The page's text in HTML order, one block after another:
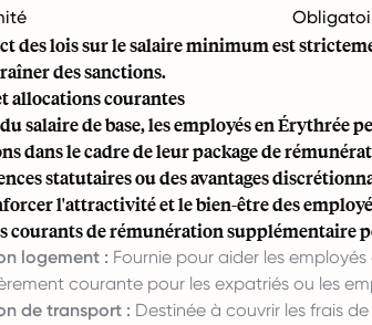
des lois sur le salaire minimum est
des sanctions.
allocations courantes
salaire de base, les employés en Érythrée
dans le cadre de leur package de
statutaires ou des avantages
l'attractivité et le bien-être des
courants de rémunération supplémentaire
logement : Fournie pour aider les
courante pour les expatriés ou les
de transport : Destinée à couvrir les frais